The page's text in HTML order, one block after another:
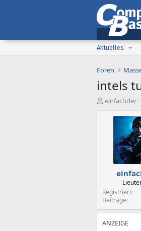
Aktuelles
Foren
intels
E
einfachder
Registriert
Beiträge